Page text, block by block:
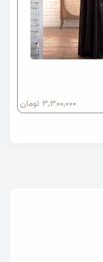
3,300,000 تومان